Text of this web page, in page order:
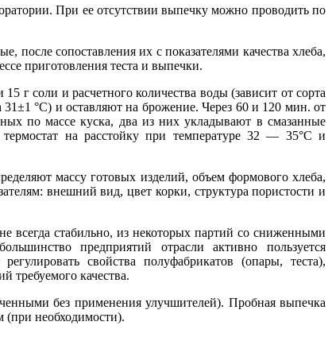
При ее отсутствии выпечку можно проводить по
сопоставления их с показателями качества хлеба,
приготовления теста и выпечки.
г соли и расчетного количества воды (зависит от сорта
°С) и оставляют на брожение. Через 60 и 120 мин. от
по массе куска, два из них укладывают в смазанные
на расстойку при температуре 32 — 35°С и
массу готовых изделий, объем формового хлеба,
внешний вид, цвет корки, структура пористости и
всегда стабильно, из некоторых партий со сниженными
предприятий отрасли активно пользуется
свойства полуфабрикатов (опары, теста),
требуемого качества.
без применения улучшителей). Пробная выпечка
(при необходимости).